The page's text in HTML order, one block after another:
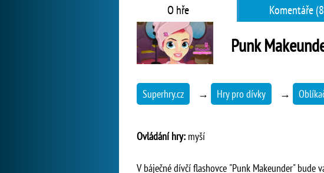
O hře Komentáře
Punk
Superhry.cz → Hry pro dívky →
Ovládání hry: myší
V báječné dívčí flashovce "Punk Makeunder"